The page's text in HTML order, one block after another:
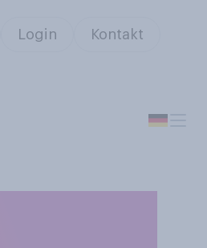
Login Kontakt